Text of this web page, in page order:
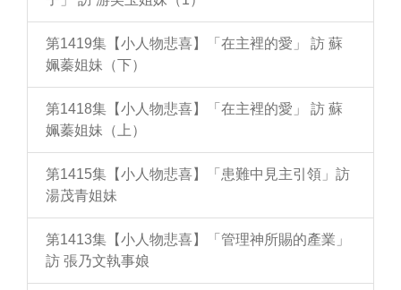
第1419集【小人物悲喜】「在主裡的愛」 訪 蘇
姵蓁姐妹（下）
第1418集【小人物悲喜】「在主裡的愛」 訪 蘇
姵蓁姐妹（上）
第1415集【小人物悲喜】「患難中見主引領」訪
湯茂青姐妹
第1413集【小人物悲喜】「管理神所賜的產業」
訪 張乃文執事娘